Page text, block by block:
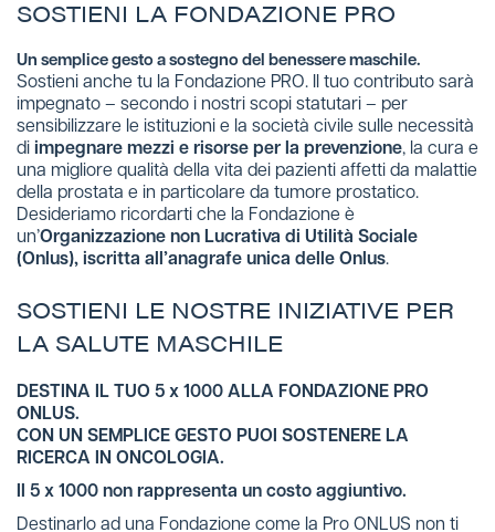
SOSTIENI LA FONDAZIONE PRO
Un semplice gesto a sostegno del benessere maschile.
Sostieni anche tu la Fondazione PRO. Il tuo contributo sarà
impegnato – secondo i nostri scopi statutari – per
sensibilizzare le istituzioni e la società civile sulle necessità
di impegnare mezzi e risorse per la prevenzione, la cura e
una migliore qualità della vita dei pazienti affetti da malattie
della prostata e in particolare da tumore prostatico.
Desideriamo ricordarti che la Fondazione è
un’Organizzazione non Lucrativa di Utilità Sociale
(Onlus), iscritta all’anagrafe unica delle Onlus.
SOSTIENI LE NOSTRE INIZIATIVE PER
LA SALUTE MASCHILE
DESTINA IL TUO 5 x 1000 ALLA FONDAZIONE PRO
ONLUS.
CON UN SEMPLICE GESTO PUOI SOSTENERE LA
RICERCA IN ONCOLOGIA.
Il 5 x 1000 non rappresenta un costo aggiuntivo.
Destinarlo ad una Fondazione come la Pro ONLUS non ti